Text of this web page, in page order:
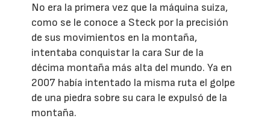
No era la primera vez que la máquina suiza,
como se le conoce a Steck por la precisión
de sus movimientos en la montaña,
intentaba conquistar la cara Sur de la
décima montaña más alta del mundo. Ya en
2007 había intentado la misma ruta el golpe
de una piedra sobre su cara le expulsó de la
montaña.